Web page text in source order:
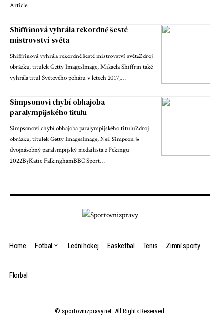
Article
Shiffrinová vyhrála rekordně šesté
mistrovství světa
Shiffrinová vyhrála rekordně šesté mistrovství světaZdroj
obrázku, titulek Getty ImagesImage, Mikaela Shiffrin také
vyhrála titul Světového poháru v letech 2017,…
Simpsonovi chybí obhajoba
paralympijského titulu
Simpsonovi chybí obhajoba paralympijského tituluZdroj
obrázku, titulek Getty ImagesImage, Neil Simpson je
dvojnásobný paralympijský medailista z Pekingu
2022ByKatie FalkinghamBBC Sport…
Home Fotbal Lední hokej Basketbal Tenis Zimní sporty
Florbal
© sportovnizpravy.net. All Rights Reserved.